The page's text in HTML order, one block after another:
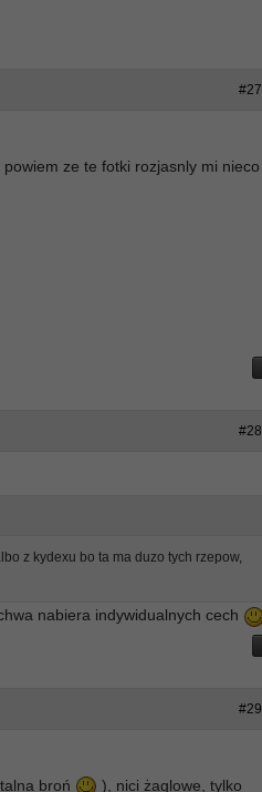
#27
powiem ze te fotki rozjasnly mi nieco
#28
z kydexu bo ta ma duzo tych rzepow,
nabiera indywidualnych cech
#29
broń
), nici żaglowe, tylko